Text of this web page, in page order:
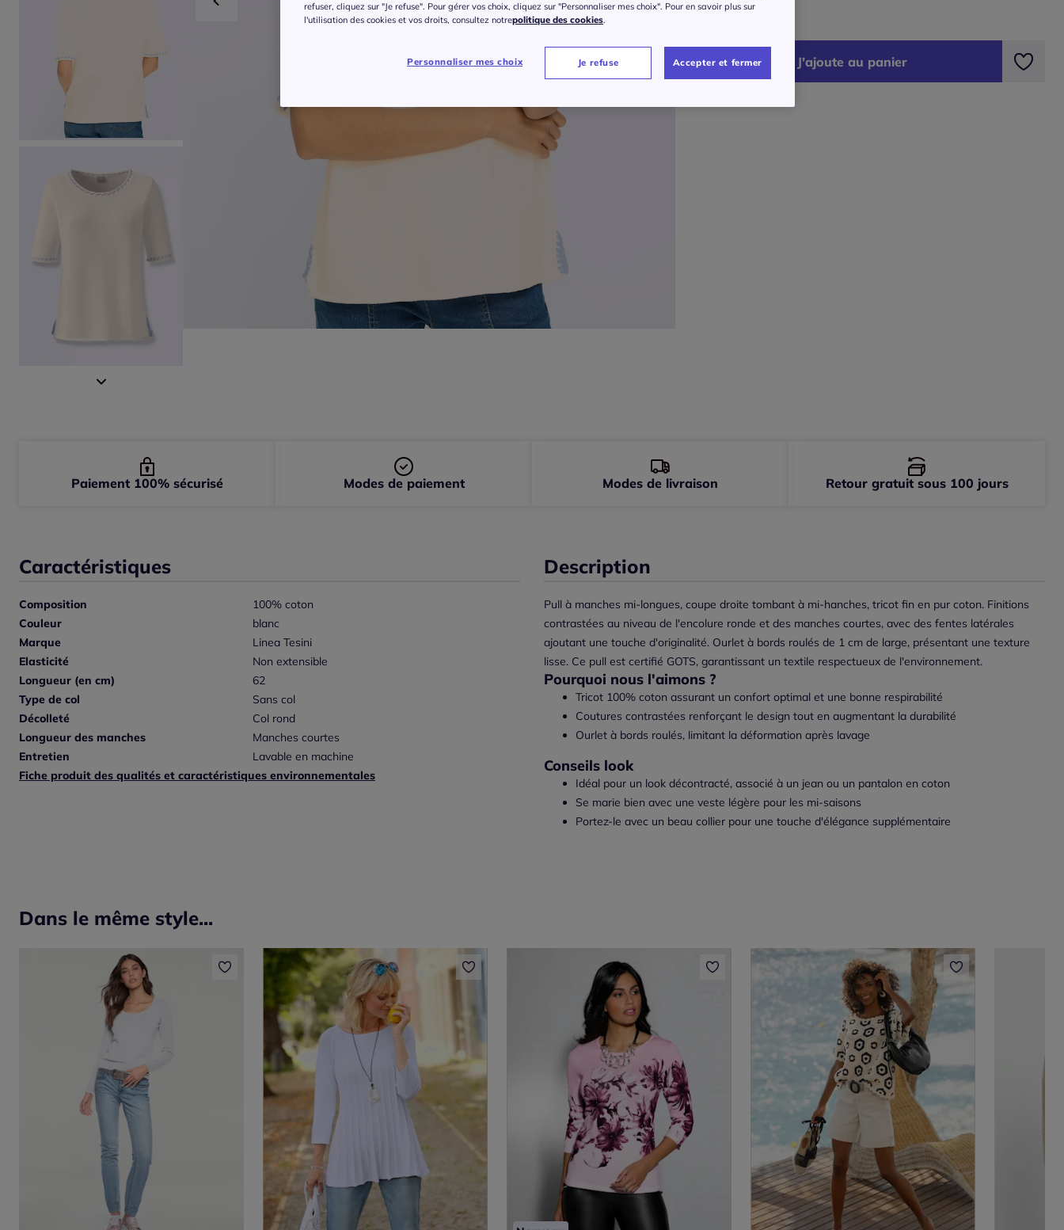
40 - En stock
42 -En stock
55€
J'ajoute au panier
Caractéristiques
Composition
100% coton
Couleur
blanc
Marque
Linea Tesini
Elasticité
Non extensible
Longueur (en cm)
62
Type de col
Sans col
Décolleté
Col rond
Longueur des manches
Manches courtes
Entretien
Lavable en machine
Fiche produit des qualités et caractéristiques environnementales
Description
Pull à manches mi-longues, coupe droite tombant à mi-hanches, tricot fin en pur coton. Finitions
contrastées au niveau de l'encolure ronde et des manches courtes, avec des fentes latérales
ajoutant une touche d'originalité. Ourlet à bords roulés de 1 cm de large, présentant une texture
lisse. Ce pull est certifié GOTS, garantissant un textile respectueux de l'environnement.
Pourquoi nous l'aimons ?
Tricot 100% coton assurant un confort optimal et une bonne respirabilité
Coutures contrastées renforçant le design tout en augmentant la durabilité
Ourlet à bords roulés, limitant la déformation après lavage
Conseils look
Idéal pour un look décontracté, associé à un jean ou un pantalon en coton
Se marie bien avec une veste légère pour les mi-saisons
Portez-le avec un beau collier pour une touche d'élégance supplémentaire
Paiement 100% sécurisé Modes de paiement Modes de livraison Retour gratuit sous 100 jours
Dans le même style...
refuser, cliquez sur "Je refuse". Pour gérer vos choix, cliquez sur "Personnaliser mes choix". Pour en savoir plus sur
l'utilisation des cookies et vos droits, consultez notrepolitique des cookies.
Personnaliser mes choix Je refuse Accepter et fermer